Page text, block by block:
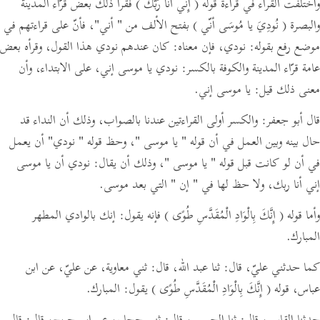
واختلفت القراء في قراءة قوله( إِنِّي أَنَا رَبُّكَ ) فقرأ ذلك بعض قرّاء المدينة
والبصرة ( نُودِيَ يا مُوسَى أنّي ) بفتح الألف من " أني"، فأنّ على قراءتهم في
موضع رفع بقوله: نودي، فإن معناه: كان عندهم نودي هذا القول، وقرأه بعض
عامة قرّاء المدينة والكوفة بالكسر: نودي يا موسى إني، على الابتداء، وأن
معنى ذلك قيل: يا موسى إني.
قال أبو جعفر: والكسر أولى القراءتين عندنا بالصواب، وذلك أن النداء قد
حال بينه وبين العمل في أن قوله " يا موسى "، وحظ قوله " نودي" أن يعمل
في أن لو كانت قبل قوله " يا موسى "، وذلك أن يقال: نودي أن يا موسى
إني أنا ربك، ولا حظ لها في " إن " التي بعد موسى.
وأما قوله( إِنَّكَ بِالْوَادِ الْمُقَدَّسِ طُوًى ) فإنه يقول: إنك بالوادي المطهر
المبارك.
كما حدثني عليّ، قال: ثنا عبد الله، قال: ثني معاوية، عن عليّ، عن ابن
عباس، قوله( إِنَّكَ بِالْوَادِ الْمُقَدَّسِ طُوًى ) يقول: المبارك.